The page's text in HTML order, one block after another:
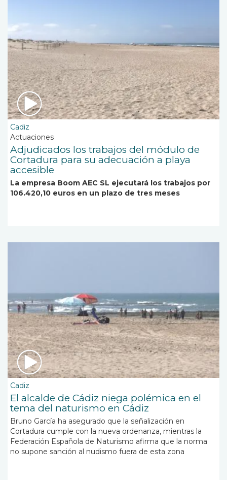
Cadiz
Actuaciones
Adjudicados los trabajos del módulo de
Cortadura para su adecuación a playa
accesible
La empresa Boom AEC SL ejecutará los trabajos por
106.420,10 euros en un plazo de tres meses
Cadiz
El alcalde de Cádiz niega polémica en el
tema del naturismo en Cádiz
Bruno García ha asegurado que la señalización en
Cortadura cumple con la nueva ordenanza, mientras la
Federación Española de Naturismo afirma que la norma
no supone sanción al nudismo fuera de esta zona